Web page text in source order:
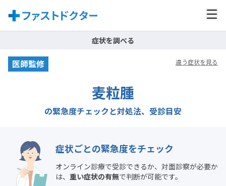
症状を調べる
医師監修 違う症状を見る
麦粒腫
の緊急度チェックと対処法、受診目安
症状ごとの緊急度をチェック
オンライン診療で受診できるか、対面診察が必要か
は、 重い症状の有無で判断が可能です。